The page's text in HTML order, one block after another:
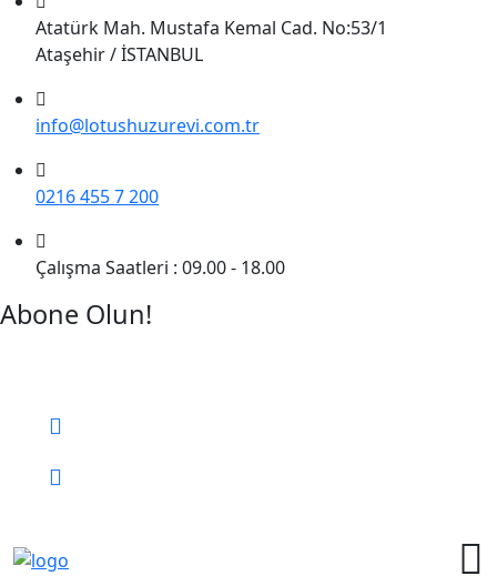
Atatürk Mah. Mustafa Kemal Cad. No:53/1
Ataşehir / İSTANBUL
info@lotushuzurevi.com.tr
0216 455 7 200
Çalışma Saatleri : 09.00 - 18.00
Abone Olun!